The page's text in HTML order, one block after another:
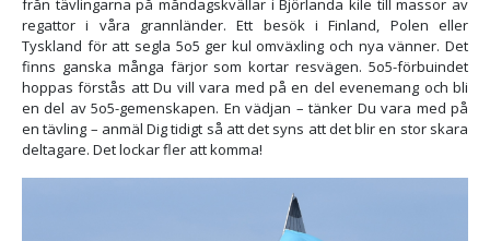
från tävlingarna på måndagskvällar i Björlanda kile till massor av
regattor i våra grannländer. Ett besök i Finland, Polen eller
Tyskland för att segla 5o5 ger kul omväxling och nya vänner. Det
finns ganska många färjor som kortar resvägen. 5o5-förbuindet
hoppas förstås att Du vill vara med på en del evenemang och bli
en del av 5o5-gemenskapen. En vädjan – tänker Du vara med på
en tävling – anmäl Dig tidigt så att det syns att det blir en stor skara
deltagare. Det lockar fler att komma!